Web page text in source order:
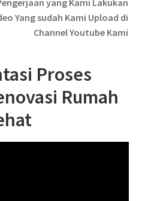
Yang sudah Kami Upload di
Channel Youtube Kami
Proses
Rumah